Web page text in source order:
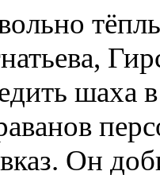
шаха
Он